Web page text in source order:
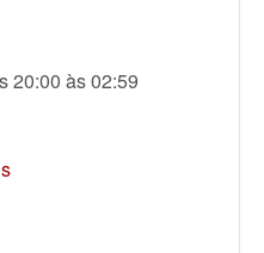
20:00 às 02:59